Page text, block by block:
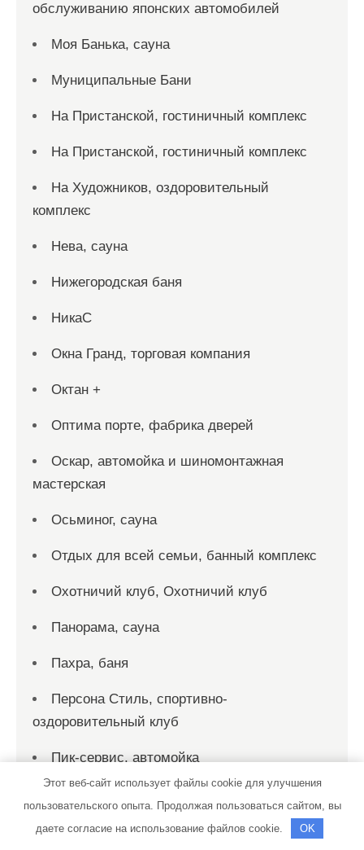
обслуживанию японских автомобилей
Моя Банька, сауна
Муниципальные Бани
На Пристанской, гостиничный комплекс
На Пристанской, гостиничный комплекс
На Художников, оздоровительный
комплекс
Нева, сауна
Нижегородская баня
НикаС
Окна Гранд, торговая компания
Октан +
Оптима порте, фабрика дверей
Оскар, автомойка и шиномонтажная
мастерская
Осьминог, сауна
Отдых для всей семьи, банный комплекс
Охотничий клуб, Охотничий клуб
Панорама, сауна
Пахра, баня
Персона Стиль, спортивно-
оздоровительный клуб
Пик-сервис, автомойка
Пик-сервис, автомойка
Пирс, автомойка
Этот веб-сайт использует файлы cookie для улучшения
пользовательского опыта. Продолжая пользоваться сайтом, вы
даете согласие на использование файлов cookie.
OK